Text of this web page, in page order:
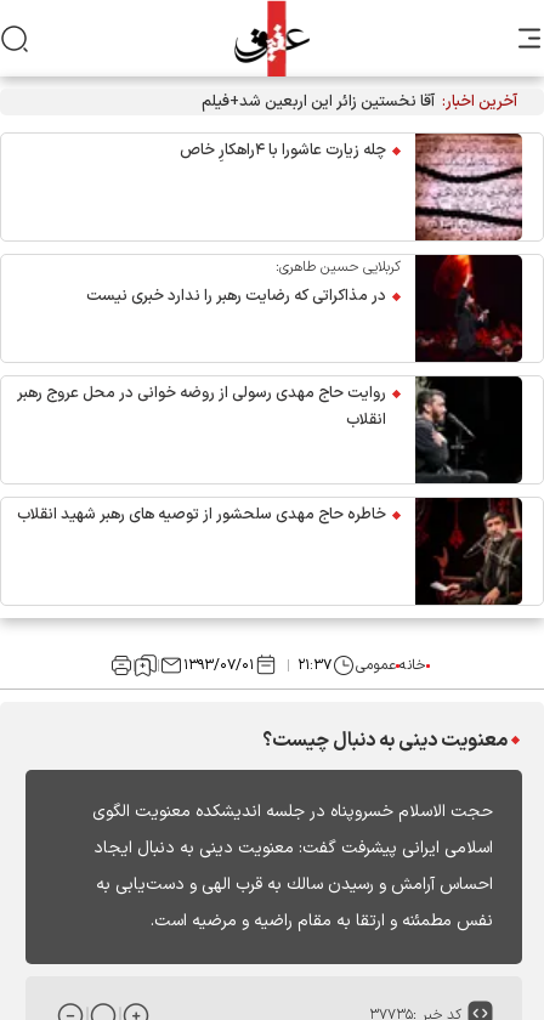
آخرین اخبار: آقا نخستین زائر این اربعین شد+فیلم
چله زیارت عاشورا با ۴راهکارِ خاص
کربلایی حسین طاهری:
در مذاکراتی که رضایت رهبر را ندارد خبری نیست
روایت حاج مهدی رسولی از روضه خوانی در محل عروج رهبر
انقلاب
خاطره حاج مهدی سلحشور از توصیه های رهبر شهید انقلاب
خانهعمومی ۲۱:۳۷ ۱۳۹۳/۰۷/۰۱
معنویت دینی به دنبال چیست؟
حجت الاسلام خسروپناه در جلسه اندیشکده معنویت الگوی
اسلامی ایرانی پیشرفت گفت: معنویت دینی به دنبال ایجاد
احساس آرامش و رسیدن سالك به قرب الهی و دست‌یابی به
نفس مطمئنه و ارتقا به مقام راضیه و مرضیه است.
کد خبر :۳۷۷۳۵